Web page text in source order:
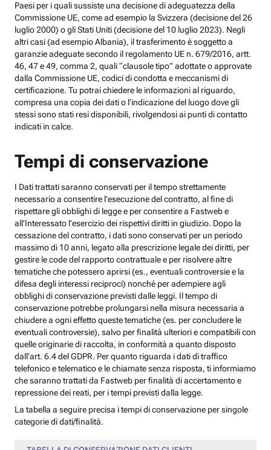
Paesi per i quali sussiste una decisione di adeguatezza della
Commissione UE, come ad esempio la Svizzera (decisione del 26
luglio 2000) o gli Stati Uniti (decisione del 10 luglio 2023). Negli
altri casi (ad esempio Albania), il trasferimento è soggetto a
garanzie adeguate secondo il regolamento UE n. 679/2016, artt.
46, 47 e 49, comma 2, quali “clausole tipo” adottate o approvate
dalla Commissione UE, codici di condotta e meccanismi di
certificazione. Tu potrai chiedere le informazioni al riguardo,
compresa una copia dei dati o l’indicazione del luogo dove gli
stessi sono stati resi disponibili, rivolgendosi ai punti di contatto
indicati in calce.
Tempi di conservazione
I Dati trattati saranno conservati per il tempo strettamente
necessario a consentire l’esecuzione del contratto, al fine di
rispettare gli obblighi di legge e per consentire a Fastweb e
all’Interessato l’esercizio dei rispettivi diritti in giudizio. Dopo la
cessazione del contratto, i dati sono conservati per un periodo
massimo di 10 anni, legato alla prescrizione legale dei diritti, per
gestire le code del rapporto contrattuale e per risolvere altre
tematiche che potessero aprirsi (es., eventuali controversie e la
difesa degli interessi reciproci) nonché per adempiere agli
obblighi di conservazione previsti dalle leggi. Il tempo di
conservazione potrebbe prolungarsi nella misura necessaria a
chiudere a ogni effetto queste tematiche (es. per concludere le
eventuali controversie), salvo per finalità ulteriori e compatibili con
quelle originarie di raccolta, in conformità a quanto disposto
dall’art. 6.4 del GDPR. Per quanto riguarda i dati di traffico
telefonico e telematico e le chiamate senza risposta, ti informiamo
che saranno trattati da Fastweb per finalità di accertamento e
repressione dei reati, per i tempi previsti dalla legge.
La tabella a seguire precisa i tempi di conservazione per singole
categorie di dati/finalità.